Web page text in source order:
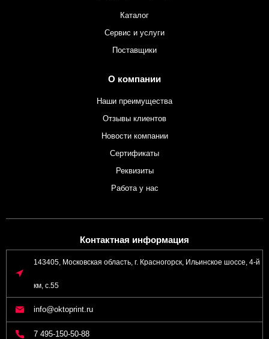
Каталог
Сервис и услуги
Поставщики
О компании
Наши преимущества
Отзывы клиентов
Новости компании
Сертификаты
Реквизиты
Работа у нас
Контактная информация
143405, Московская область, г. Красногорск, Ильинское шоссе, 4-й
км, с.55
info@oktoprint.ru
7 495-150-50-88